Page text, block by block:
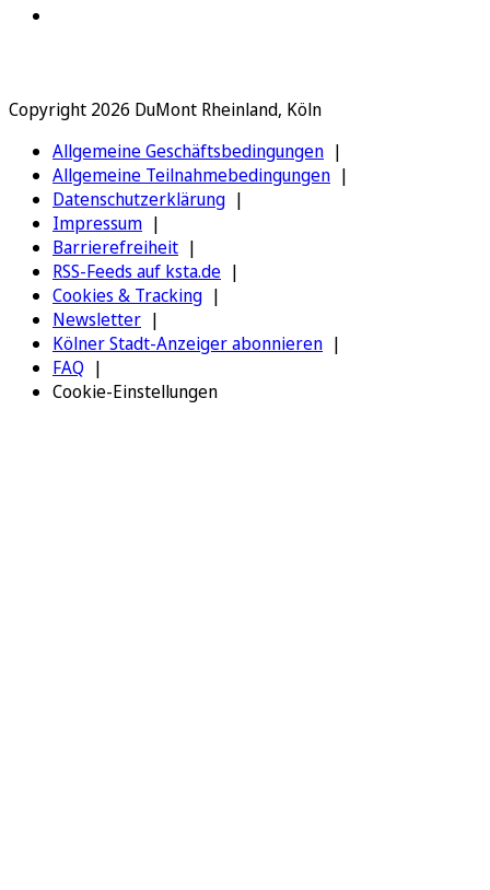
Copyright 2026 DuMont Rheinland, Köln
Allgemeine Geschäftsbedingungen
Allgemeine Teilnahmebedingungen
Datenschutzerklärung
Impressum
Barrierefreiheit
RSS-Feeds auf ksta.de
Cookies & Tracking
Newsletter
Kölner Stadt-Anzeiger abonnieren
FAQ
Cookie-Einstellungen